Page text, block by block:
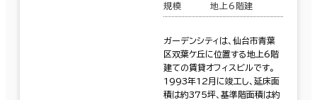
規模 地上6階建
ガーデンシティは、仙台市青葉
区双葉ケ丘に位置する地上6階
建ての賃貸オフィスビルです。
1993年12月に竣工し、延床面
積は約375坪、基準階面積は約